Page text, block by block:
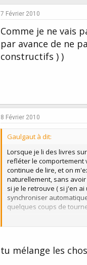
7 Février 2010
Comme je ne vais
par avance de ne
constructifs ) )
8 Février 2010
Gaulgaut à dit:
Lorsque je li des livres
refléter le comportement
continue de lire, et on
naturellement, sans
si je le retrouve ( si j'en
synchroniser
quelques coups de
Suite à cette ( brillante )
tu mélange les